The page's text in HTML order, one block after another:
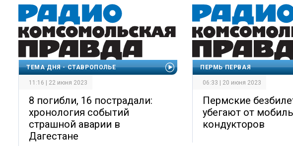
ТЕМА ДНЯ - СТАВРОПОЛЬЕ
11:16 | 22 июня 2023
8 погибли, 16 пострадали:
хронология событий
страшной аварии в
Дагестане
ПЕРМЬ ПЕРВАЯ
06:33 | 20 июня 2023
Пермские
убегают от
кондукторов